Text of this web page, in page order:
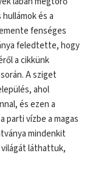
hullámok és a
fenséges
feledtette, hogy
a cikkünk
A sziget
ahol
és ezen a
parti vízbe a magas
mindenkit
világát láthattuk,